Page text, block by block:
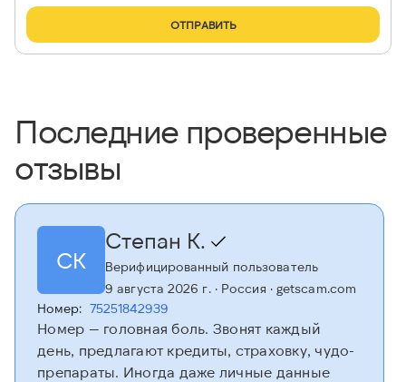
ОТПРАВИТЬ
Последние проверенные
отзывы
СК
Степан К.
Верифицированный пользователь
9 августа 2026 г.· Россия · getscam.com
Номер: 75251842939
Номер — головная боль. Звонят каждый
день, предлагают кредиты, страховку, чудо-
препараты. Иногда даже личные данные